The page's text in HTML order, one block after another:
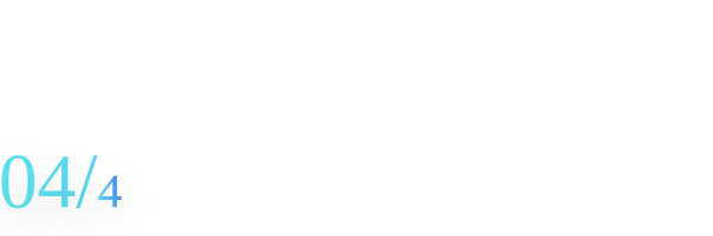
04/4